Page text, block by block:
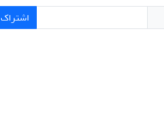
اشتراک